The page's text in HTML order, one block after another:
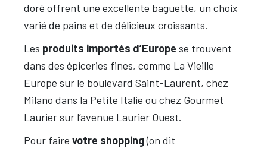
doré offrent une excellente baguette, un choix
varié de pains et de délicieux croissants.
Les produits importés d’Europe se trouvent
dans des épiceries fines, comme La Vieille
Europe sur le boulevard Saint-Laurent, chez
Milano dans la Petite Italie ou chez Gourmet
Laurier sur l’avenue Laurier Ouest.
Pour faire votre shopping(on dit